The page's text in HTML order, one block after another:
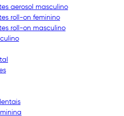
aerosol masculino
roll-on feminino
roll-on masculino